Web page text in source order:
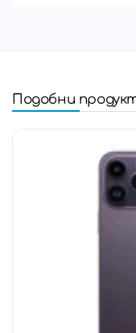
Подобни